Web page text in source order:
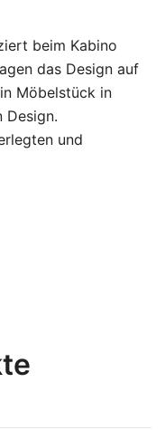
beim Kabino
das Design auf
Möbelstück in
Design.
und